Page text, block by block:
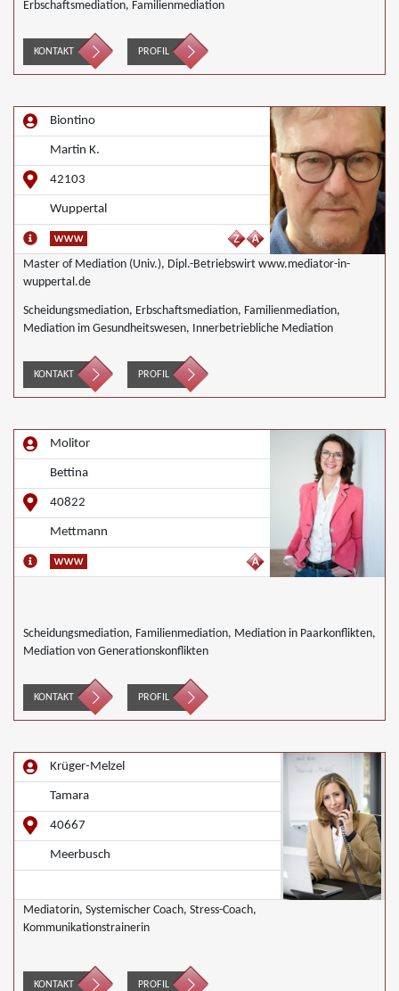
Erbschaftsmediation, Familienmediation
KONTAKT PROFIL
Biontino
Martin K.
42103
Wuppertal
Master of Mediation (Univ.), Dipl.-Betriebswirt www.mediator-in-
wuppertal.de
Scheidungsmediation, Erbschaftsmediation, Familienmediation,
Mediation im Gesundheitswesen, Innerbetriebliche Mediation
KONTAKT PROFIL
Molitor
Bettina
40822
Mettmann
Scheidungsmediation, Familienmediation, Mediation in Paarkonflikten,
Mediation von Generationskonflikten
KONTAKT PROFIL
Krüger-Melzel
Tamara
40667
Meerbusch
Mediatorin, Systemischer Coach, Stress-Coach,
Kommunikationstrainerin
KONTAKT PROFIL